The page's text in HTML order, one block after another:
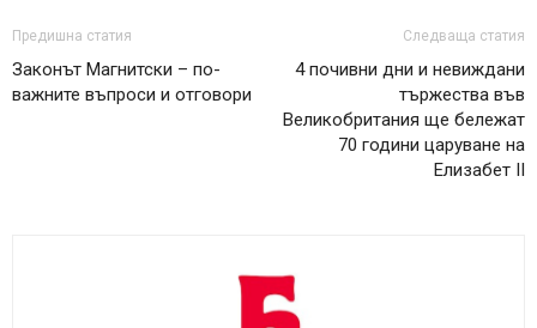
Предишна статия
Законът Магнитски – по-
важните въпроси и отговори
Следваща статия
4 почивни дни и невиждани
тържества във
Великобритания ще бележат
70 години царуване на
Елизабет II